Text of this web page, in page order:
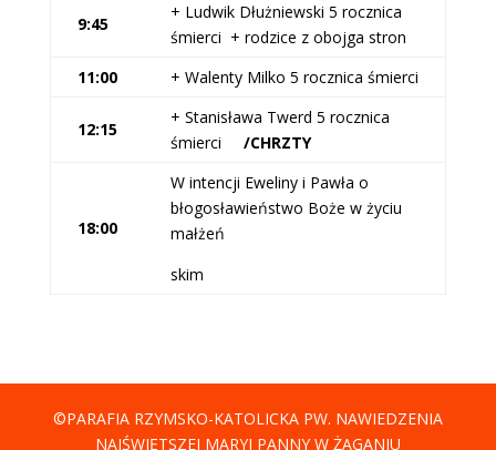
9:45
+ Ludwik Dłużniewski 5 rocznica
śmierci + rodzice z obojga stron
11:00
+ Walenty Milko 5 rocznica śmierci
12:15
+ Stanisława Twerd 5 rocznica
śmierci /CHRZTY
18:00
W intencji Eweliny i Pawła o
błogosławieństwo Boże w życiu
małżeń
skim
©PARAFIA RZYMSKO-KATOLICKA PW. NAWIEDZENIA
NAJŚWIĘTSZEJ MARYI PANNY W ŻAGANIU